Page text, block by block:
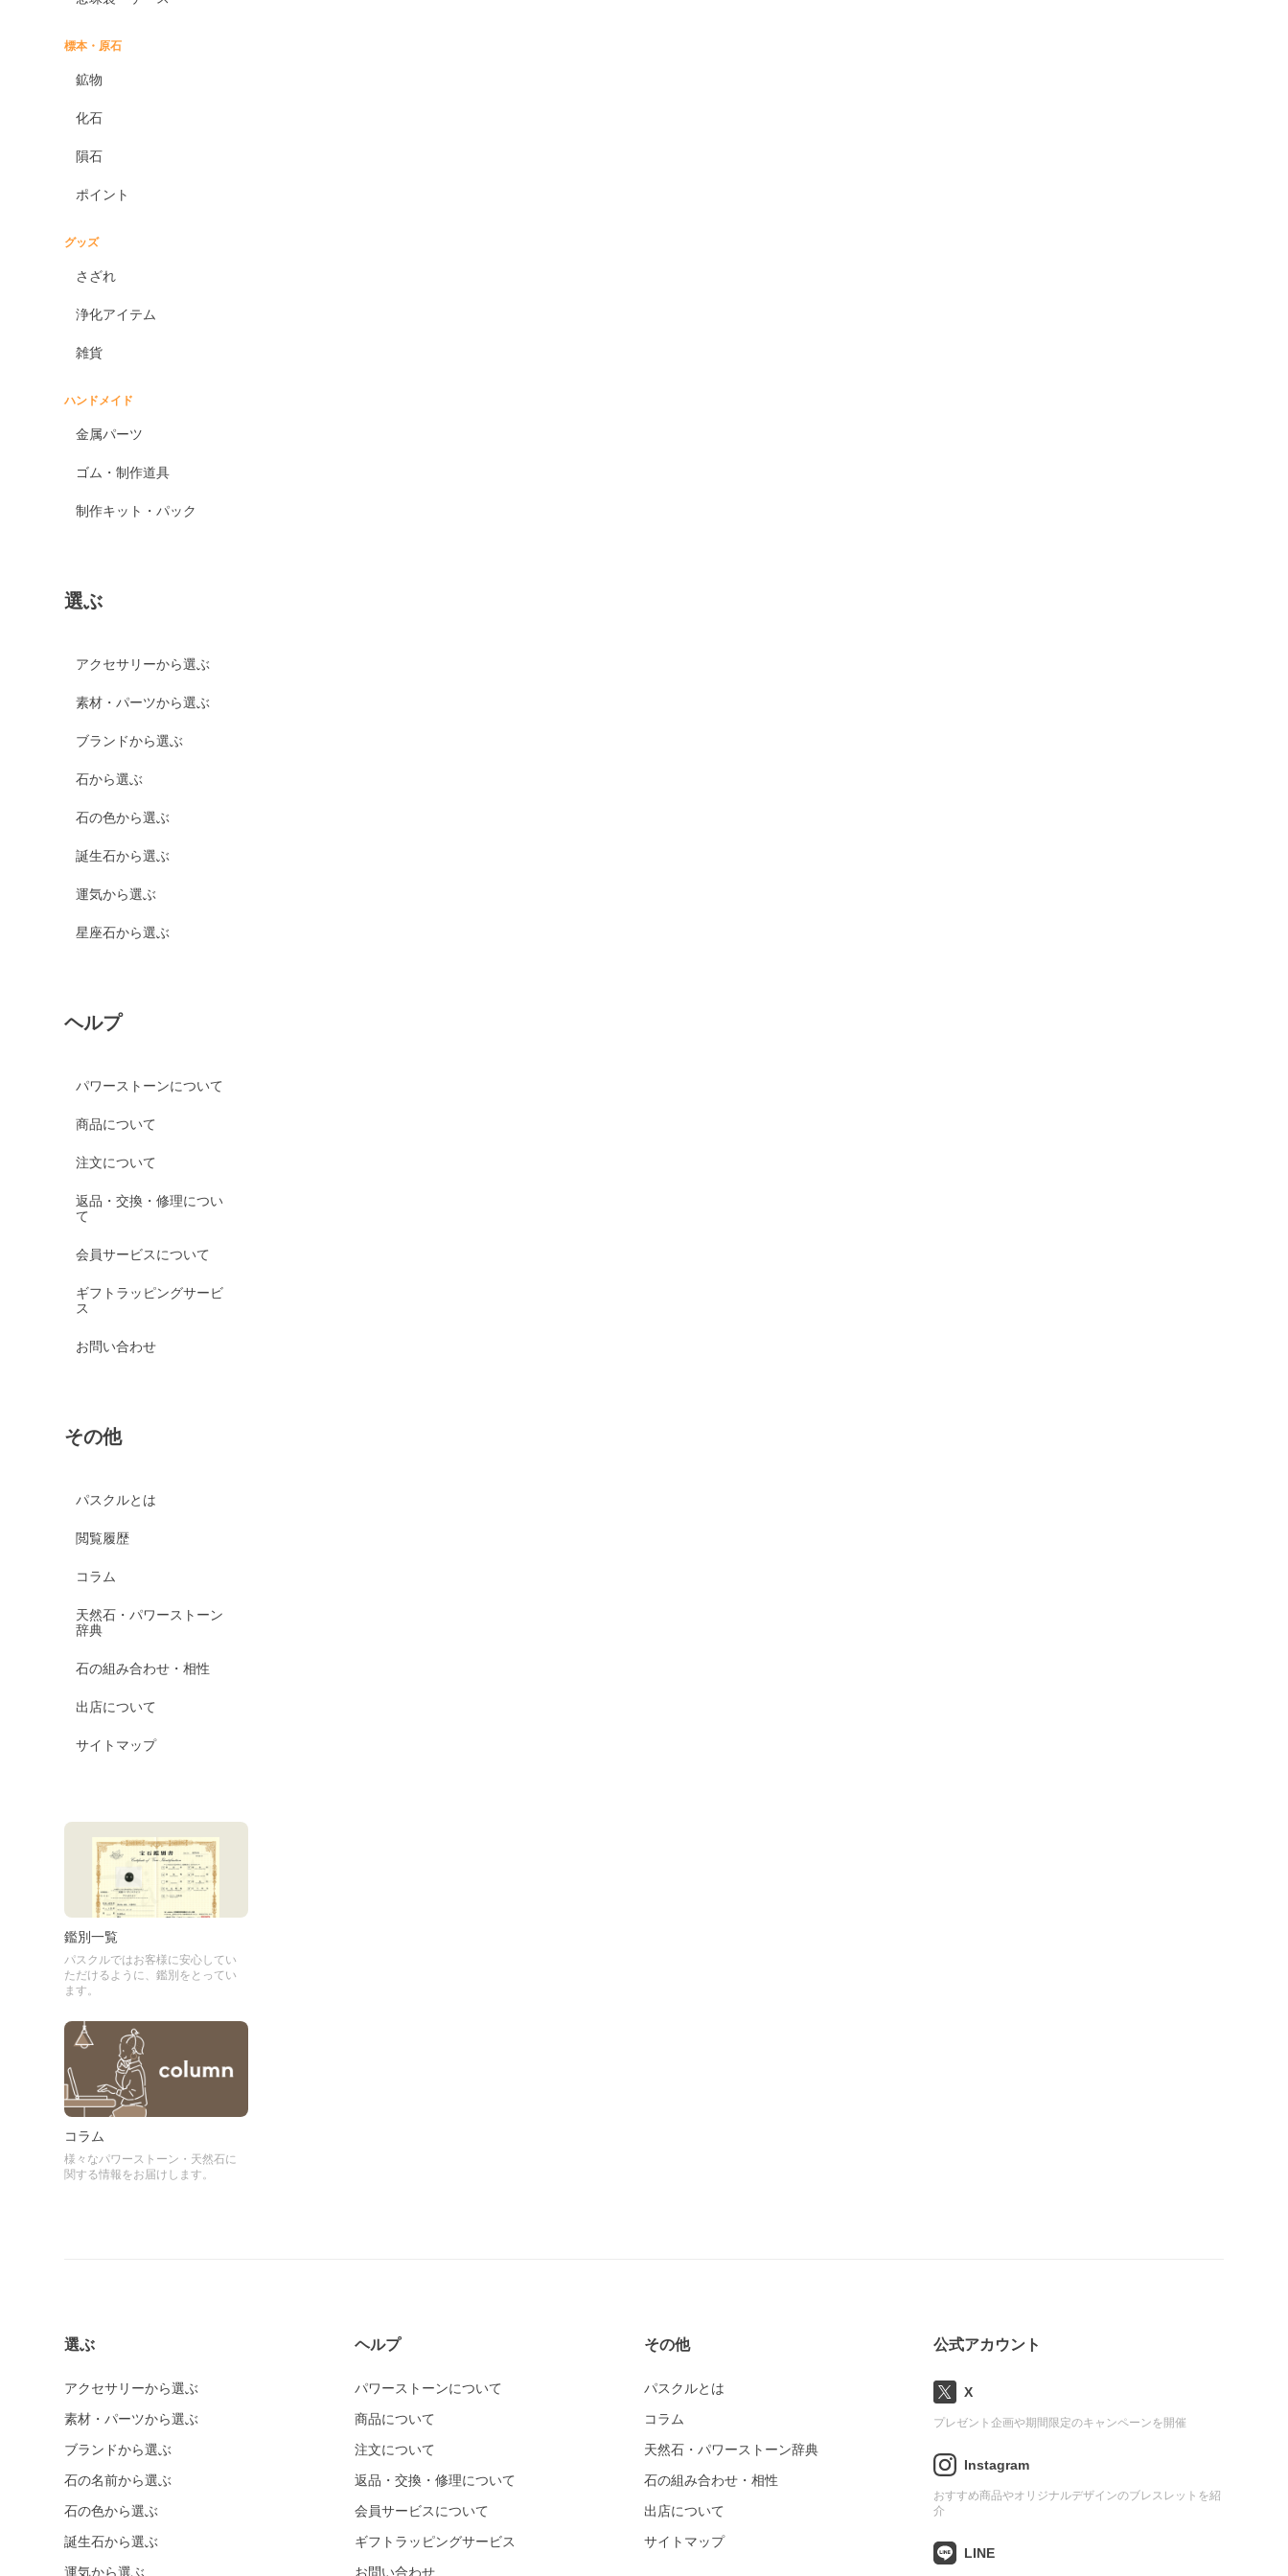
標本・原石
鉱物
化石
隕石
ポイント
グッズ
さざれ
浄化アイテム
雑貨
ハンドメイド
金属パーツ
ゴム・制作道具
制作キット・パック
選ぶ
アクセサリーから選ぶ
素材・パーツから選ぶ
ブランドから選ぶ
石から選ぶ
石の色から選ぶ
誕生石から選ぶ
運気から選ぶ
星座石から選ぶ
ヘルプ
パワーストーンについて
商品について
注文について
返品・交換・修理につい
て
会員サービスについて
ギフトラッピングサービ
ス
お問い合わせ
その他
パスクルとは
閲覧履歴
コラム
天然石・パワーストーン
辞典
石の組み合わせ・相性
出店について
サイトマップ
鑑別一覧
パスクルではお客様に安心してい
ただけるように、鑑別をとってい
ます。
コラム
様々なパワーストーン・天然石に
関する情報をお届けします。
選ぶ
アクセサリーから選ぶ
素材・パーツから選ぶ
ブランドから選ぶ
石の名前から選ぶ
石の色から選ぶ
誕生石から選ぶ
運気から選ぶ
ヘルプ
パワーストーンについて
商品について
注文について
返品・交換・修理について
会員サービスについて
ギフトラッピングサービス
お問い合わせ
その他
パスクルとは
コラム
天然石・パワーストーン辞典
石の組み合わせ・相性
出店について
サイトマップ
公式アカウント
X
プレゼント企画や期間限定のキャンペーンを開催
Instagram
おすすめ商品やオリジナルデザインのブレスレットを紹
介
LINE